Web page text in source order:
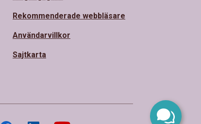
Rekommenderade webbläsare
Användarvillkor
Sajtkarta